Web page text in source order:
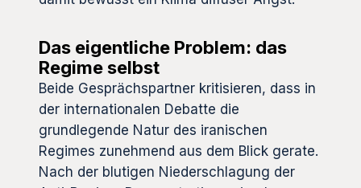
Das eigentliche Problem: das
Regime selbst
Beide Gesprächspartner kritisieren, dass in
der internationalen Debatte die
grundlegende Natur des iranischen
Regimes zunehmend aus dem Blick gerate.
Nach der blutigen Niederschlagung der